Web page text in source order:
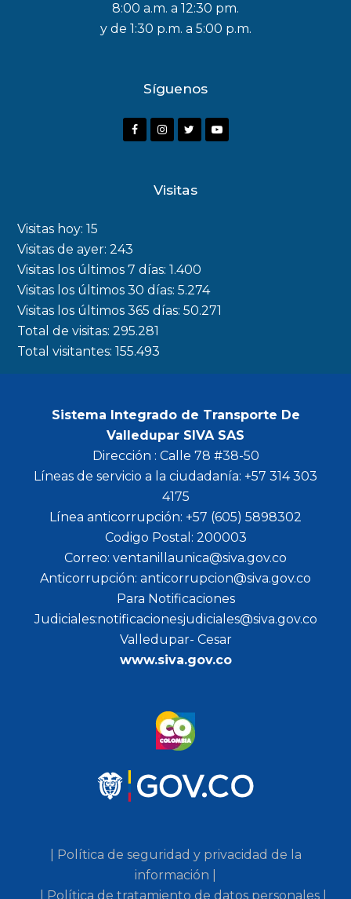
8:00 a.m. a 12:30 pm.
y de 1:30 p.m. a 5:00 p.m.
Síguenos
F
o
k
I
a
m
r
Y
Visitas
Visitas hoy:15
Visitas de ayer:243
Visitas los últimos 7 días:1.400
Visitas los últimos 30 días:5.274
Visitas los últimos 365 días:50.271
Total de visitas:295.281
Total visitantes:155.493
Sistema Integrado de Transporte De
Valledupar SIVA SAS
Dirección : Calle 78 #38-50
Líneas de servicio a la ciudadanía: +57 314 303
4175
Línea anticorrupción: +57 (605) 5898302
Codigo Postal: 200003
Correo: ventanillaunica@siva.gov.co
Anticorrupción: anticorrupcion@siva.gov.co
Para Notificaciones
Judiciales:notificacionesjudiciales@siva.gov.co
Valledupar- Cesar
www.siva.gov.co
| Política de seguridad y privacidad de la
información |
| Política de tratamiento de datos personales |